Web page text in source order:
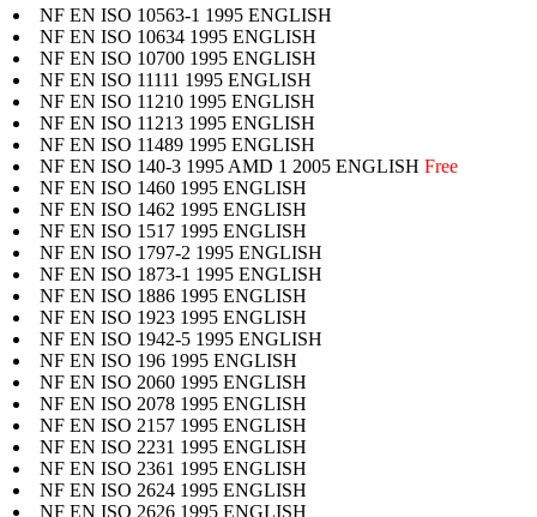
NF EN ISO 10563-1 1995 ENGLISH
NF EN ISO 10634 1995 ENGLISH
NF EN ISO 10700 1995 ENGLISH
NF EN ISO 11111 1995 ENGLISH
NF EN ISO 11210 1995 ENGLISH
NF EN ISO 11213 1995 ENGLISH
NF EN ISO 11489 1995 ENGLISH
NF EN ISO 140-3 1995 AMD 1 2005 ENGLISH Free
NF EN ISO 1460 1995 ENGLISH
NF EN ISO 1462 1995 ENGLISH
NF EN ISO 1517 1995 ENGLISH
NF EN ISO 1797-2 1995 ENGLISH
NF EN ISO 1873-1 1995 ENGLISH
NF EN ISO 1886 1995 ENGLISH
NF EN ISO 1923 1995 ENGLISH
NF EN ISO 1942-5 1995 ENGLISH
NF EN ISO 196 1995 ENGLISH
NF EN ISO 2060 1995 ENGLISH
NF EN ISO 2078 1995 ENGLISH
NF EN ISO 2157 1995 ENGLISH
NF EN ISO 2231 1995 ENGLISH
NF EN ISO 2361 1995 ENGLISH
NF EN ISO 2624 1995 ENGLISH
NF EN ISO 2626 1995 ENGLISH